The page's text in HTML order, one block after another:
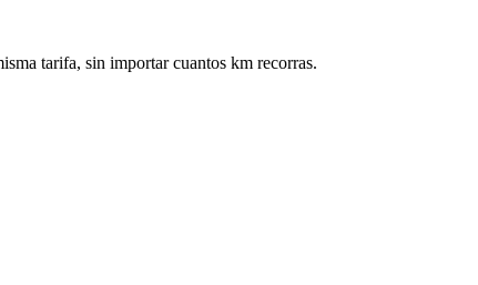
tarifa, sin importar cuantos km recorras.